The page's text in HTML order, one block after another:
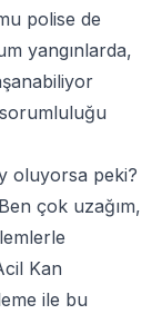
polise de
yangınlarda,
oluyorsa peki?
çok uzağım,
Kan
ile bu